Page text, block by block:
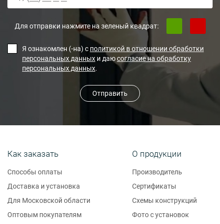
Для отправки нажмите на зеленый квадрат:
Я ознакомлен (-на) с политикой в отношении обработки
персональных данных и даюсогласие на обработку
персональных данных.
Отправить
Как заказать
Способы оплаты
Доставка и установка
Для Московской области
Оптовым покупателям
О продукции
Производитель
Сертификаты
Схемы конструкций
Фото с установок